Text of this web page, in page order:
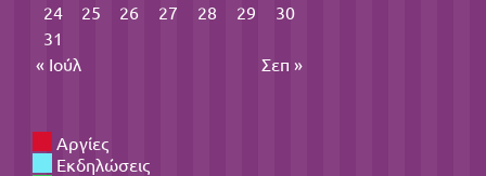
24
25 26 27 28 29
30
31
« Ιούλ
Σεπ »
Αργίες
Εκδηλώσεις